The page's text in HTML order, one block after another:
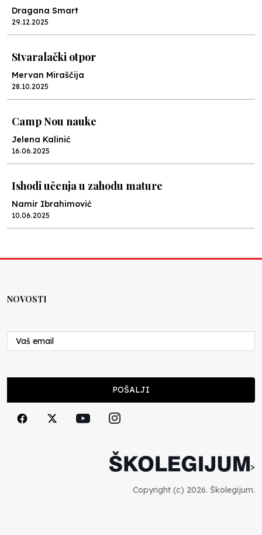
Dragana Smart
29.12.2025
Stvaralački otpor
Mervan Miraščija
28.10.2025
Camp Nou nauke
Jelena Kalinić
16.06.2025
Ishodi učenja u zahodu mature
Namir Ibrahimović
10.06.2025
Nenad Veličković
29.10.2024
Cuke i djeca
NOVOSTI
POŠALJI
>
Copyright (c) 2026. Školegijum.